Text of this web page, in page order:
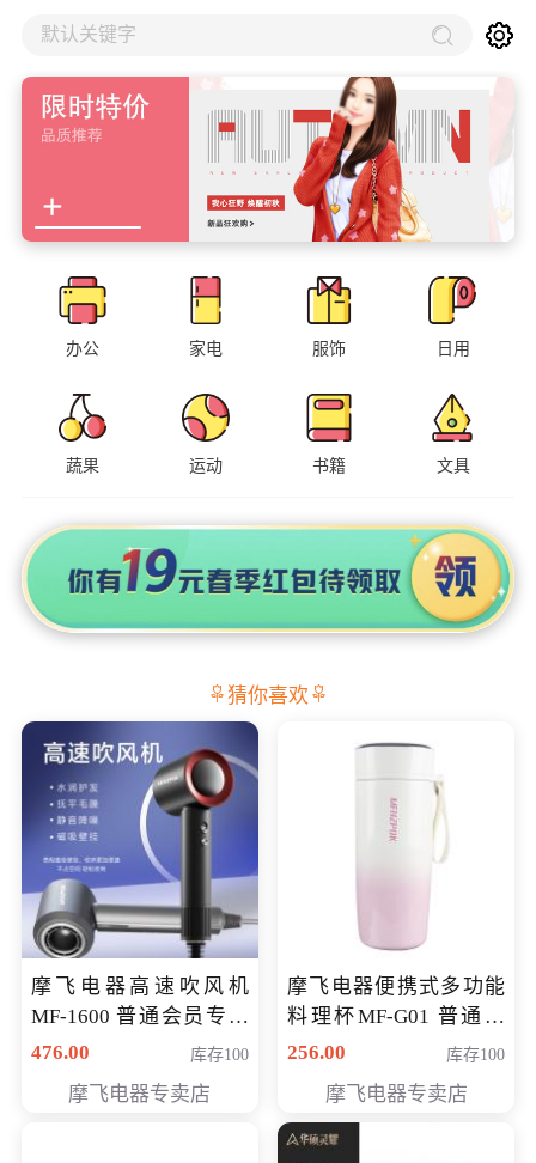
默认关键字
办公 家电 服饰 日用
蔬果 运动 书籍 文具
猜你喜欢
摩飞电器高速吹风机
MF-1600 普通会员专享
价298元
476.00 库存100
摩飞电器专卖店
摩飞电器便携式多功能
料理杯MF-G01 普通会
员专享价格118元
256.00 库存100
摩飞电器专卖店